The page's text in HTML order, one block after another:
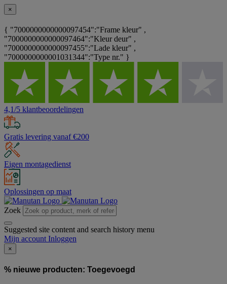
×
{ "7000000000000097454":"Frame kleur" ,
"7000000000000097464":"Kleur deur" ,
"7000000000000097455":"Lade kleur" ,
"7000000000001031344":"Type nr." }
4,1/5 klantbeoordelingen
Gratis levering vanaf €200
Eigen montagedienst
Oplossingen op maat
Zoek
Suggested site content and search history menu
Mijn account Inloggen
×
% nieuwe producten: Toegevoegd